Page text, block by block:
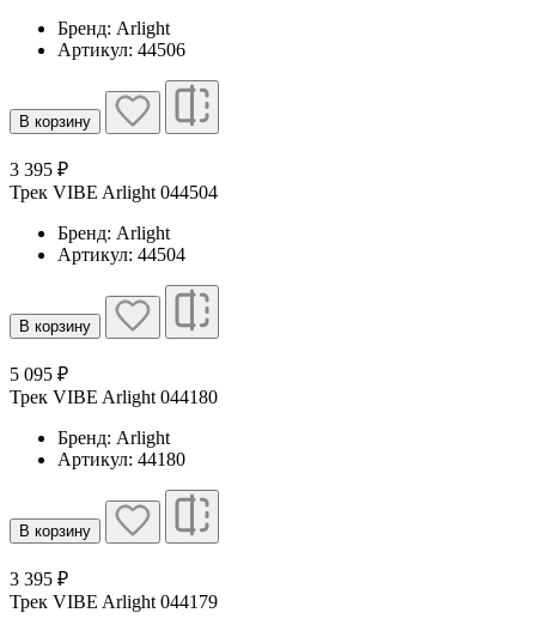
Бренд: Arlight
Артикул: 44506
В корзину
3 395 ₽
Трек VIBE Arlight 044504
Бренд: Arlight
Артикул: 44504
В корзину
5 095 ₽
Трек VIBE Arlight 044180
Бренд: Arlight
Артикул: 44180
В корзину
3 395 ₽
Трек VIBE Arlight 044179